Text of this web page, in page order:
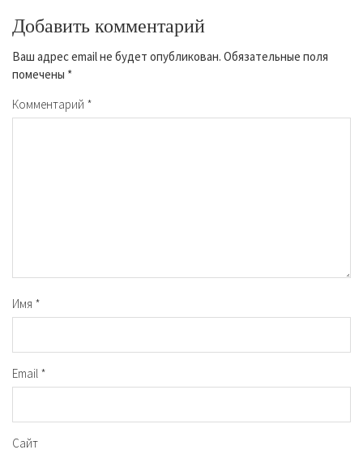
Добавить комментарий
Ваш адрес email не будет опубликован. Обязательные поля
помечены *
Комментарий *
Имя *
Email *
Сайт